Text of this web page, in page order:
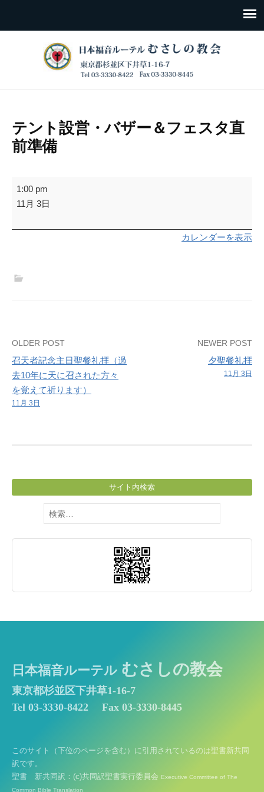
テント設営・バザー＆フェスタ直
前準備
テ
ン
設
ス
タ
直
前
準
1:00 pm
11月 3日
カレンダーを表示
Post
navigation
OLDER POST
召天者記念主日聖餐礼拝（過
去10年に天に召された方々
を覚えて祈ります）
11月 3日
NEWER POST
夕聖餐礼拝
11月 3日
サイト内検索
検
索:
日本福音ルーテル むさしの教会
東京都杉並区下井草1-16-7
Tel 03-3330-8422
Fax 03-3330-8445
このサイト（下位のページを含む）に引用されているのは聖書新共同
訳です。
聖書 新共同訳：(c)共同訳聖書実行委員会 Executive Committee of The
Common Bible Translation